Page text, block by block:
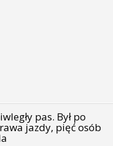
pas. Był po
jazdy, pięć osób